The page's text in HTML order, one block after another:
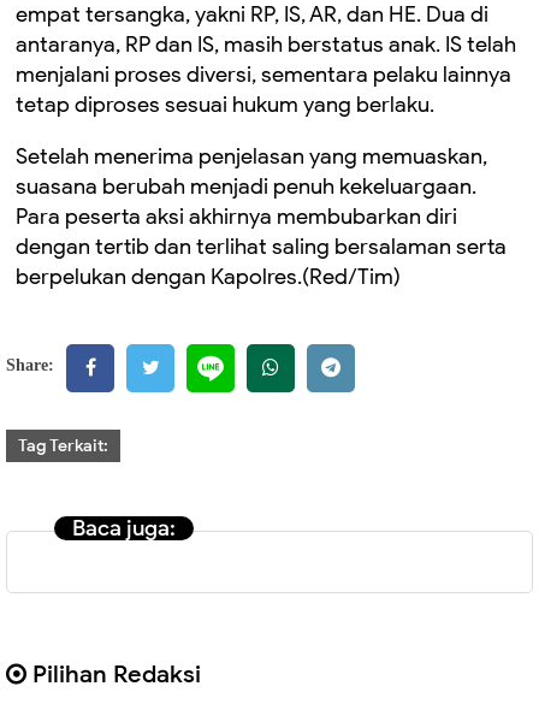
empat tersangka, yakni RP, IS, AR, dan HE. Dua di
antaranya, RP dan IS, masih berstatus anak. IS telah
menjalani proses diversi, sementara pelaku lainnya
tetap diproses sesuai hukum yang berlaku.
Setelah menerima penjelasan yang memuaskan,
suasana berubah menjadi penuh kekeluargaan.
Para peserta aksi akhirnya membubarkan diri
dengan tertib dan terlihat saling bersalaman serta
berpelukan dengan Kapolres.(Red/Tim)
Share:
Tag Terkait:
Baca juga:
Pilihan Redaksi